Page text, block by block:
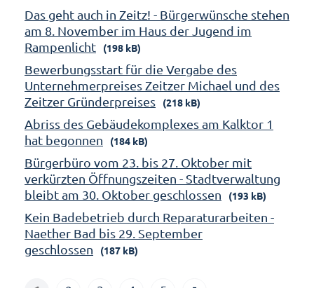
Das geht auch in Zeitz! - Bürgerwünsche stehen
am 8. November im Haus der Jugend im
Rampenlicht
(198 kB)
Bewerbungsstart für die Vergabe des
Unternehmerpreises Zeitzer Michael und des
Zeitzer Gründerpreises
(218 kB)
Abriss des Gebäudekomplexes am Kalktor 1
hat begonnen
(184 kB)
Bürgerbüro vom 23. bis 27. Oktober mit
verkürzten Öffnungszeiten - Stadtverwaltung
bleibt am 30. Oktober geschlossen
(193 kB)
Kein Badebetrieb durch Reparaturarbeiten -
Naether Bad bis 29. September
geschlossen
(187 kB)